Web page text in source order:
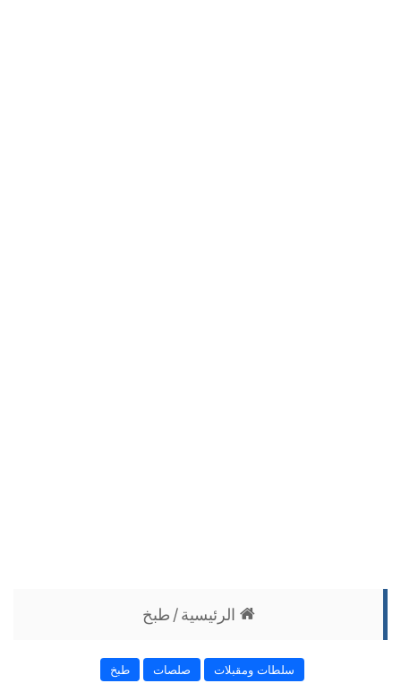
الرئيسية / طبخ
سلطات ومقبلات صلصات طبخ